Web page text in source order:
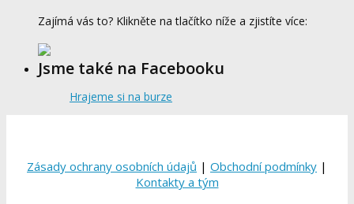
Zajímá vás to? Klikněte na tlačítko níže a zjistíte více:
Jsme také na Facebooku
Hrajeme si na burze
Zásady ochrany osobních údajů | Obchodní podmínky |
Kontakty a tým